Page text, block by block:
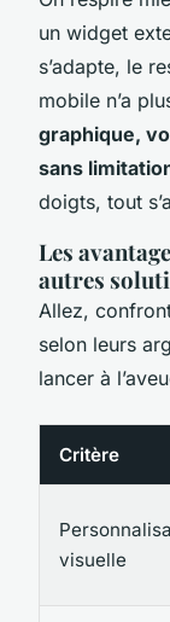
un widget
s’adapte, le
mobile n’a
graphique,
sans
doigts, tout
Les
autres
Allez,
selon leurs
lancer à
Critère
visuelle